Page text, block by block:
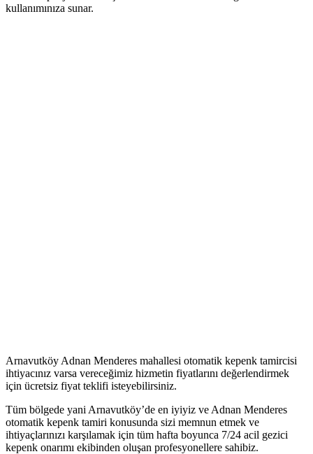
kullanımınıza sunar.
Arnavutköy Adnan Menderes mahallesi otomatik kepenk tamircisi
ihtiyacınız varsa vereceğimiz hizmetin fiyatlarını değerlendirmek
için ücretsiz fiyat teklifi isteyebilirsiniz.
Tüm bölgede yani Arnavutköy’de en iyiyiz ve Adnan Menderes
otomatik kepenk tamiri konusunda sizi memnun etmek ve
ihtiyaçlarınızı karşılamak için tüm hafta boyunca 7/24 acil gezici
kepenk onarımı ekibinden oluşan profesyonellere sahibiz.